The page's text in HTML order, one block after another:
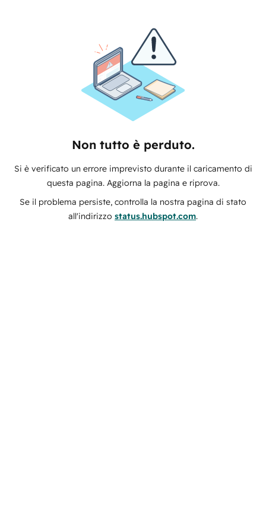
Non tutto è perduto.
Si è verificato un errore imprevisto durante il caricamento di
questa pagina. Aggiorna la pagina e riprova.
Se il problema persiste, controlla la nostra pagina di stato
all'indirizzo status.hubspot.com.